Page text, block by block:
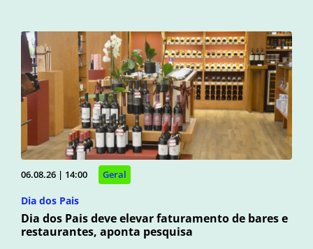
06.08.26 | 14:00 Geral
Dia dos Pais
Dia dos Pais deve elevar faturamento de bares e
restaurantes, aponta pesquisa